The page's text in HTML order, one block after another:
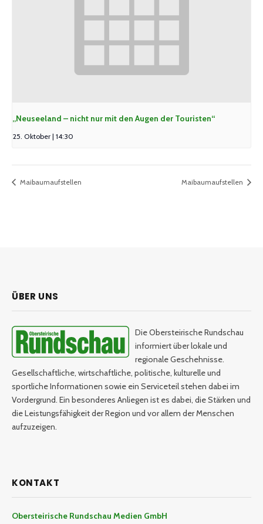
„Neuseeland – nicht nur mit den Augen der Touristen“
25. Oktober | 14:30
Maibaumaufstellen Maibaumaufstellen
ÜBER UNS
Die Obersteirische Rundschau
informiert über lokale und
regionale Geschehnisse.
Gesellschaftliche, wirtschaftliche, politische, kulturelle und
sportliche Informationen sowie ein Serviceteil stehen dabei im
Vordergrund. Ein besonderes Anliegen ist es dabei, die Stärken und
die Leistungsfähigkeit der Region und vor allem der Menschen
aufzuzeigen.
KONTAKT
Obersteirische Rundschau Medien GmbH